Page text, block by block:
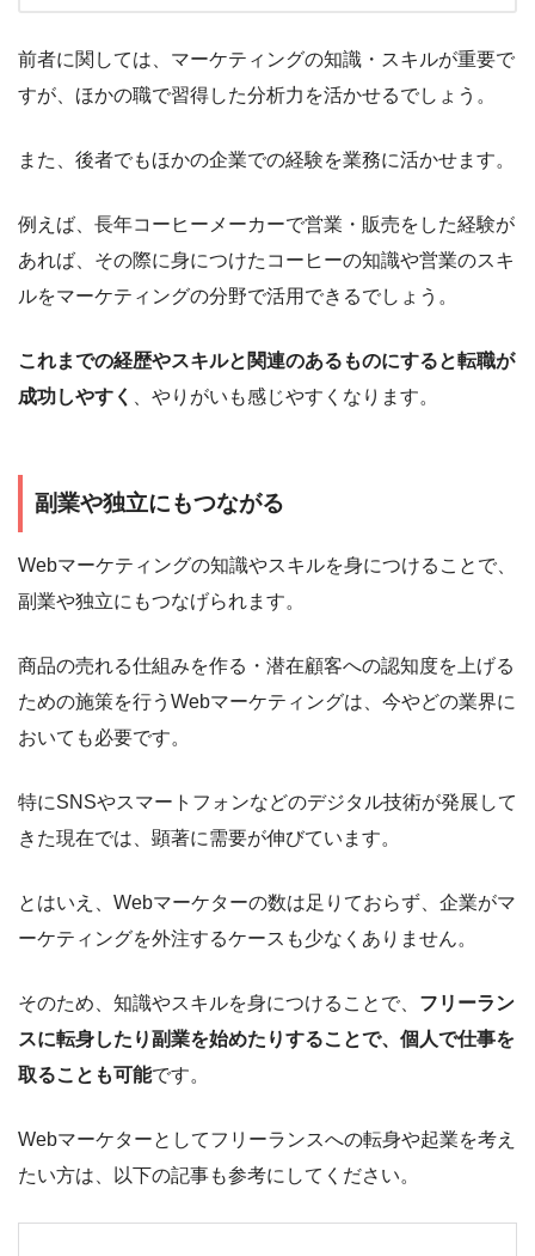
前者に関しては、マーケティングの知識・スキルが重要で
すが、ほかの職で習得した分析力を活かせるでしょう。
また、後者でもほかの企業での経験を業務に活かせます。
例えば、長年コーヒーメーカーで営業・販売をした経験が
あれば、その際に身につけたコーヒーの知識や営業のスキ
ルをマーケティングの分野で活用できるでしょう。
これまでの経歴やスキルと関連のあるものにすると転職が
成功しやすく
、やりがいも感じやすくなります。
副業や独立にもつながる
Webマーケティングの知識やスキルを身につけることで、
副業や独立にもつなげられます。
商品の売れる仕組みを作る・潜在顧客への認知度を上げる
ための施策を行うWebマーケティングは、今やどの業界に
おいても必要です。
特にSNSやスマートフォンなどのデジタル技術が発展して
きた現在では、顕著に需要が伸びています。
とはいえ、Webマーケターの数は足りておらず、企業がマ
ーケティングを外注するケースも少なくありません。
そのため、知識やスキルを身につけることで、 フリーラン
スに転身したり副業を始めたりすることで、個人で仕事を
取ることも可能です。
Webマーケターとしてフリーランスへの転身や起業を考え
たい方は、以下の記事も参考にしてください。